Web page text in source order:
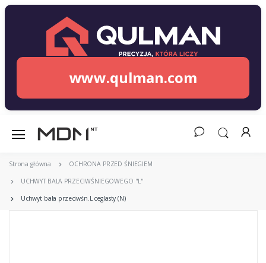
www.qulman.com
Strona główna OCHRONA PRZED ŚNIEGIEM
UCHWYT BALA PRZECIWŚNIEGOWEGO "L"
Uchwyt bala przeciwśn.L ceglasty (N)